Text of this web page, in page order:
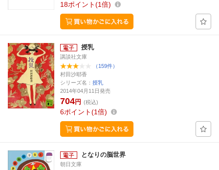
18ポイント 1倍
授乳
講談社文庫
（159件）
村田沙耶香
シリーズ名： 授乳
2014年04月11日発売
704円 (税込)
6ポイント 1倍
となりの脳世界
朝日文庫